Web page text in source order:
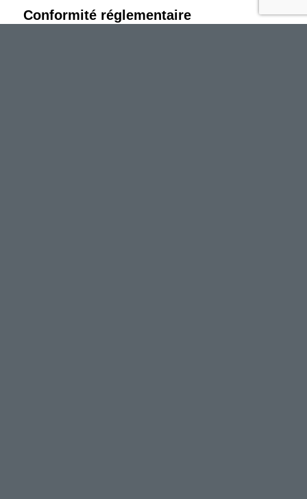
Conformité réglementaire